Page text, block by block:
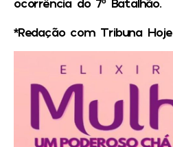
*Redação com Tribuna Hoje